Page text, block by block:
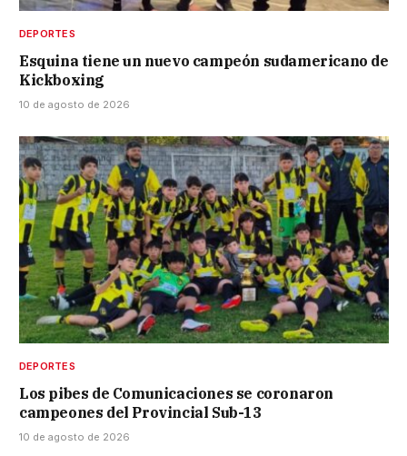
DEPORTES
Esquina tiene un nuevo campeón sudamericano de
Kickboxing
10 de agosto de 2026
DEPORTES
Los pibes de Comunicaciones se coronaron
campeones del Provincial Sub-13
10 de agosto de 2026